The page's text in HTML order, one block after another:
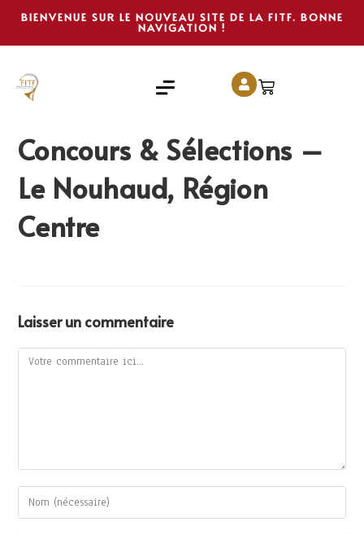
BIENVENUE SUR LE NOUVEAU SITE DE LA FITF. BONNE
NAVIGATION !
Concours & Sélections –
Le Nouhaud, Région
Centre
Laisser un commentaire